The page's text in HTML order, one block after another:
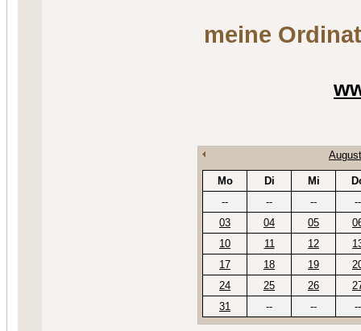
meine
Mo Di Mi
--
-- --
--
03
04 05
10
11 12
17
18 19
24
25 26
31
-- -- --